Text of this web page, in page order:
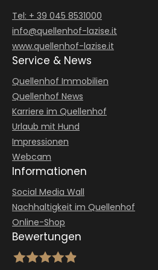
Tel: + 39 045 8531000
info@quellenhof-lazise.it
www.quellenhof-lazise.it
Service & News
Quellenhof Immobilien
Quellenhof News
Karriere im Quellenhof
Urlaub mit Hund
Impressionen
Webcam
Informationen
Social Media Wall
Nachhaltigkeit im Quellenhof
Online-Shop
Bewertungen